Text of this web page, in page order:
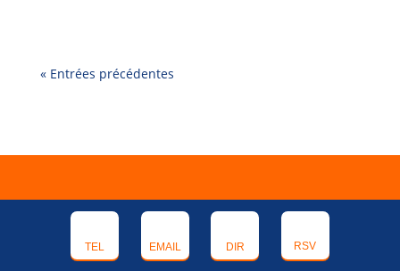
« Entrées précédentes
FAQ
TEL EMAIL DIR RSV